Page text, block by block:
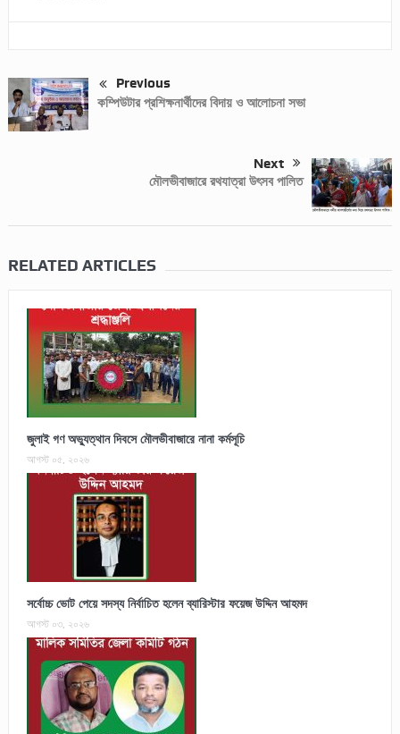
Previous
কম্পিউটার প্রশিক্ষনার্থীদের বিদায় ও আলোচনা সভা
Next
মৌলভীবাজারে রথযাত্রা উৎসব পালিত
RELATED ARTICLES
জুলাই গণ অভ্যুত্থান দিবসে মৌলভীবাজারে নানা কর্মসূচি
আগস্ট ০৫, ২০২৬
সর্বোচ্চ ভোট পেয়ে সদস্য নির্বাচিত হলেন ব্যারিস্টার ফয়েজ উদ্দিন আহমদ
আগস্ট ০৩, ২০২৬